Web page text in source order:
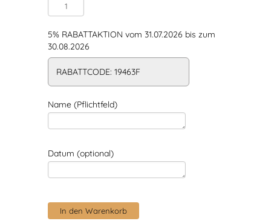
5% RABATTAKTION vom 31.07.2026 bis zum
30.08.2026
RABATTCODE: 19463F
Name (Pflichtfeld)
Datum (optional)